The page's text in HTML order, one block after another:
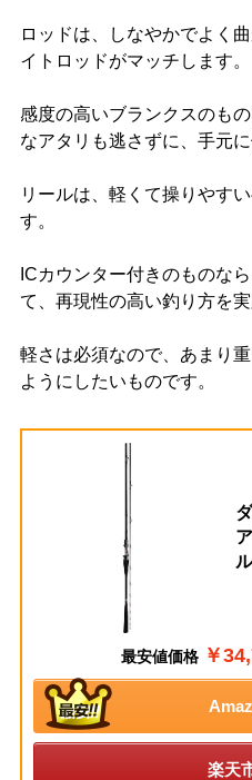
ロッドは、しなやかでよく
イトロッドがマッチします。
感度の高いブランクスのも
なアタリも逃さずに、手元
リールは、軽くて操りやす
す。
ICカウンター付きのものな
て、再現性の高い釣り方を実
軽さは必須なので、あまり
ようにしたいものです。
最安値価格 ￥
楽天